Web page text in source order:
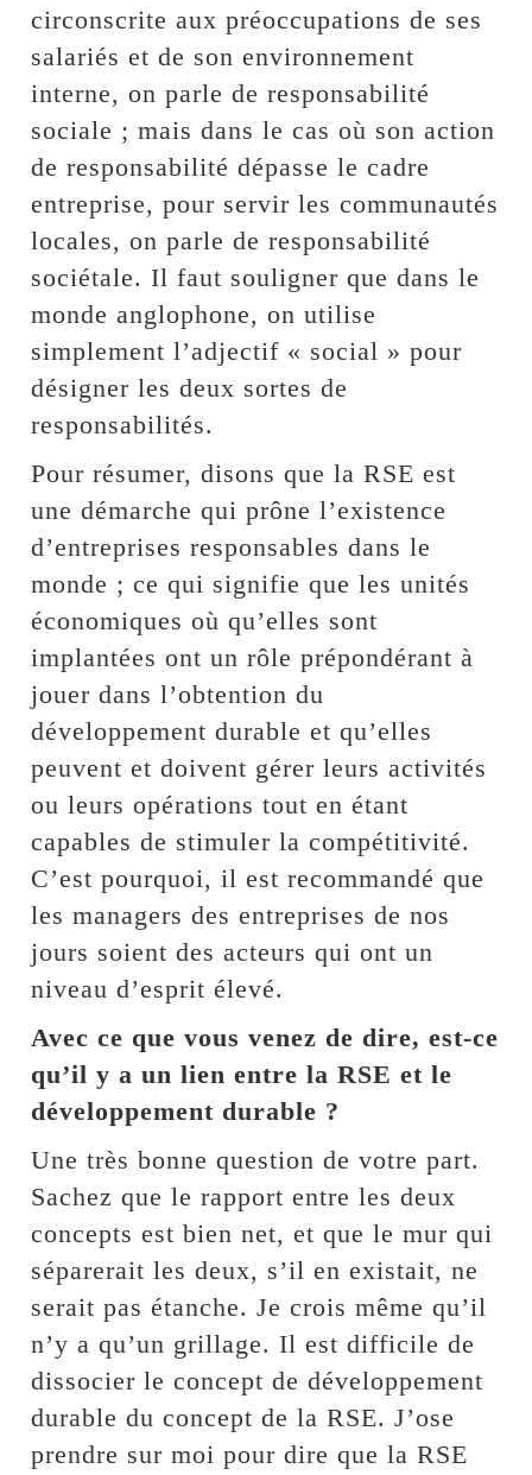
circonscrite aux préoccupations de ses
salariés et de son environnement
interne, on parle de responsabilité
sociale ; mais dans le cas où son action
de responsabilité dépasse le cadre
entreprise, pour servir les communautés
locales, on parle de responsabilité
sociétale. Il faut souligner que dans le
monde anglophone, on utilise
simplement l’adjectif « social » pour
désigner les deux sortes de
responsabilités.
Pour résumer, disons que la RSE est
une démarche qui prône l’existence
d’entreprises responsables dans le
monde ; ce qui signifie que les unités
économiques où qu’elles sont
implantées ont un rôle prépondérant à
jouer dans l’obtention du
développement durable et qu’elles
peuvent et doivent gérer leurs activités
ou leurs opérations tout en étant
capables de stimuler la compétitivité.
C’est pourquoi, il est recommandé que
les managers des entreprises de nos
jours soient des acteurs qui ont un
niveau d’esprit élevé.
Avec ce que vous venez de dire, est-ce
qu’il y a un lien entre la RSE et le
développement durable ?
Une très bonne question de votre part.
Sachez que le rapport entre les deux
concepts est bien net, et que le mur qui
séparerait les deux, s’il en existait, ne
serait pas étanche. Je crois même qu’il
n’y a qu’un grillage. Il est difficile de
dissocier le concept de développement
durable du concept de la RSE. J’ose
prendre sur moi pour dire que la RSE